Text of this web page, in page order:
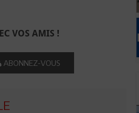
VOS AMIS !
ABONNEZ-VOUS